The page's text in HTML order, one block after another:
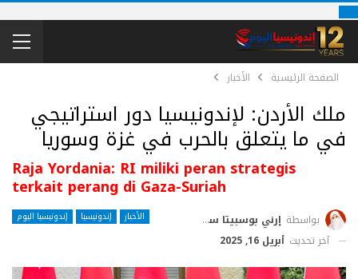
الصفحة الرئيسية الأخبار
ملك الأردن: لإندونيسيا دور استراتيجي
في ما يتعلق بالحرب في غزة وسوريا
Raja Yordania: RI miliki peran strategis
terkait perang di Gaza-Suriah
الأخبار إندونيسيا إندونيسيا اليوم بواسطة إرني بوسبيتا ساري
آخر تحديث أبريل 16, 2025